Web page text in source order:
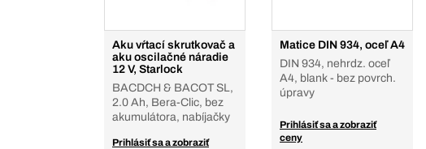
Aku vŕtací skrutkovač a
aku oscilačné náradie
12 V, Starlock
BACDCH & BACOT SL,
2.0 Ah, Bera-Clic, bez
akumulátora, nabíjačky
Prihlásiť sa a zobraziť
Matice DIN 934, oceľ A4
DIN 934, nehrdz. oceľ
A4, blank - bez povrch.
úpravy
Prihlásiť sa a zobraziť
ceny